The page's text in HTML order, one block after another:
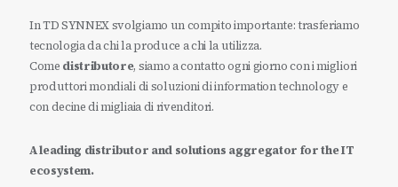
In TD SYNNEX svolgiamo un compito importante: trasferiamo
tecnologia da chi la produce a chi la utilizza.
Come distributore, siamo a contatto ogni giorno con i migliori
produttori mondiali di soluzioni di information technology e
con decine di migliaia di rivenditori.
A leading distributor and solutions aggregator for the IT
ecosystem.